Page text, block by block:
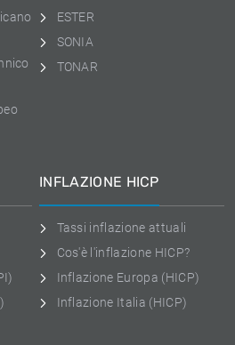
ESTER
SONIA
TONAR
INFLAZIONE HICP
Tassi inflazione attuali
Cos'è l'inflazione HICP?
Inflazione Europa (HICP)
Inflazione Italia (HICP)